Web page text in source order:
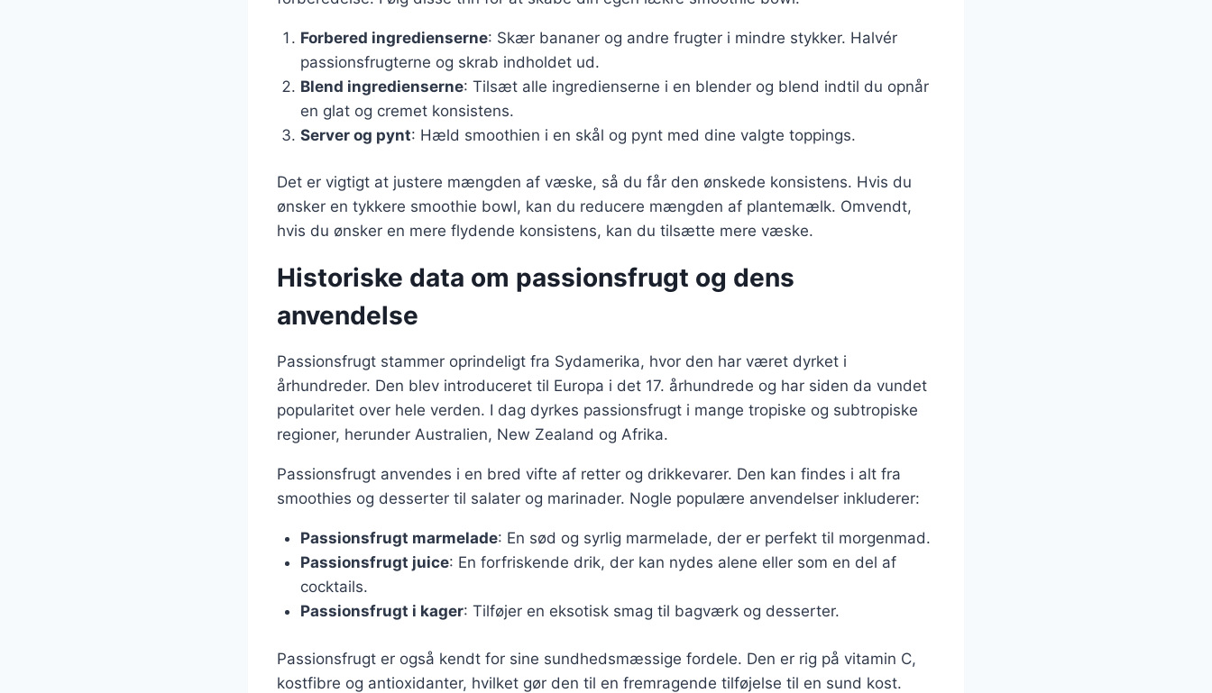
Forbered ingredienserne: Skær bananer og andre frugter i mindre stykker. Halvér
passionsfrugterne og skrab indholdet ud.
Blend ingredienserne: Tilsæt alle ingredienserne i en blender og blend indtil du opnår
en glat og cremet konsistens.
Server og pynt: Hæld smoothien i en skål og pynt med dine valgte toppings.
Det er vigtigt at justere mængden af væske, så du får den ønskede konsistens. Hvis du
ønsker en tykkere smoothie bowl, kan du reducere mængden af plantemælk. Omvendt,
hvis du ønsker en mere flydende konsistens, kan du tilsætte mere væske.
Historiske data om passionsfrugt og dens
anvendelse
Passionsfrugt stammer oprindeligt fra Sydamerika, hvor den har været dyrket i
århundreder. Den blev introduceret til Europa i det 17. århundrede og har siden da vundet
popularitet over hele verden. I dag dyrkes passionsfrugt i mange tropiske og subtropiske
regioner, herunder Australien, New Zealand og Afrika.
Passionsfrugt anvendes i en bred vifte af retter og drikkevarer. Den kan findes i alt fra
smoothies og desserter til salater og marinader. Nogle populære anvendelser inkluderer:
Passionsfrugt marmelade: En sød og syrlig marmelade, der er perfekt til morgenmad.
Passionsfrugt juice: En forfriskende drik, der kan nydes alene eller som en del af
cocktails.
Passionsfrugt i kager: Tilføjer en eksotisk smag til bagværk og desserter.
Passionsfrugt er også kendt for sine sundhedsmæssige fordele. Den er rig på vitamin C,
kostfibre og antioxidanter, hvilket gør den til en fremragende tilføjelse til en sund kost.